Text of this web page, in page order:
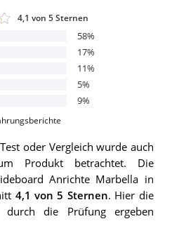
4,1 von 5 Sternen
58%
17%
11%
5%
9%
Test oder Vergleich wurde auch
Produkt betrachtet.
Die
Anrichte Marbella in
4,1 von 5 Sternen. Hier die
durch die Prüfung ergeben